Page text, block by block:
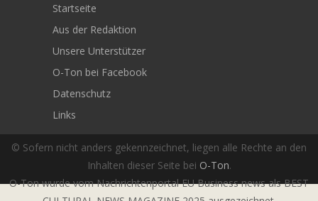
© Sofern nicht anders gekennzeichnet, liegen alle Rechte an den
Inhalten dieser Seite bei O-Ton.
O-Ton wurde vom Nachrichtenportal EU Business news als BEST
Startseite
Aus der Redaktion
Unsere Unterstützer
O-Ton bei Facebook
Datenschutz
Links